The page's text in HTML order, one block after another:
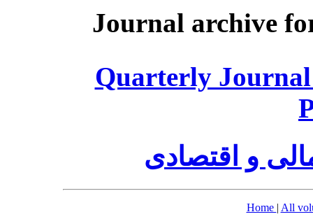
Journal archive
Quarterly
و اقتصادی
Home | All